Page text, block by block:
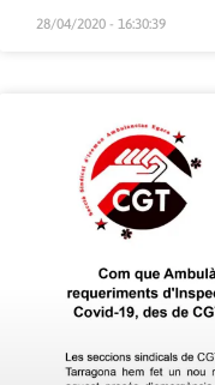
28/04/2020 - 16:30:39